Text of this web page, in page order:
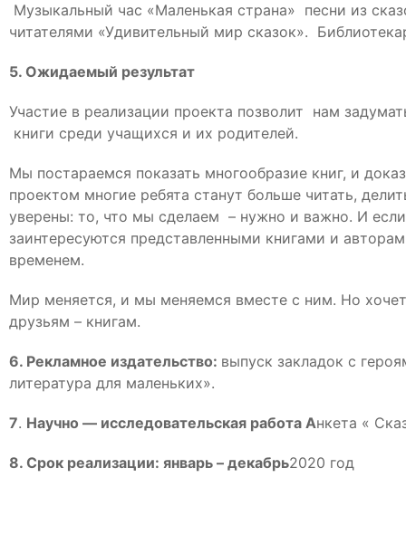
Музыкальный час «Маленькая страна» песни из
читателями «Удивительный мир сказок».
5. Ожидаемый результат
Участие в реализации проекта позволит нам
книги среди учащихся и их родителей.
Мы постараемся показать многообразие книг, и
проектом многие ребята станут больше читать,
уверены: то, что мы сделаем – нужно и важно. И
заинтересуются представленными книгами и
временем.
Мир меняется, и мы меняемся вместе с ним. Но
друзьям – книгам.
6. Рекламное издательство: выпуск закладок с
литература для маленьких».
7. Научно — исследовательская работа Анкета «
8. Срок реализации: январь – декабрь2020 год